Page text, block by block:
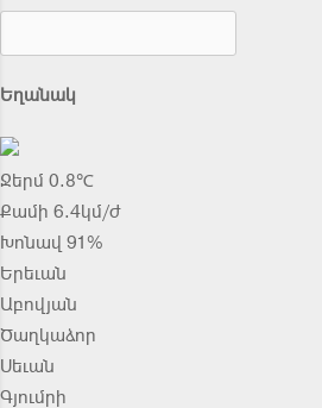
Եղանակ
Ջերմ 0.8℃
Քամի 6.4կմ/ժ
Խոնավ 91%
Երեւան
Աբովյան
Ծաղկաձոր
Սեւան
Գյումրի